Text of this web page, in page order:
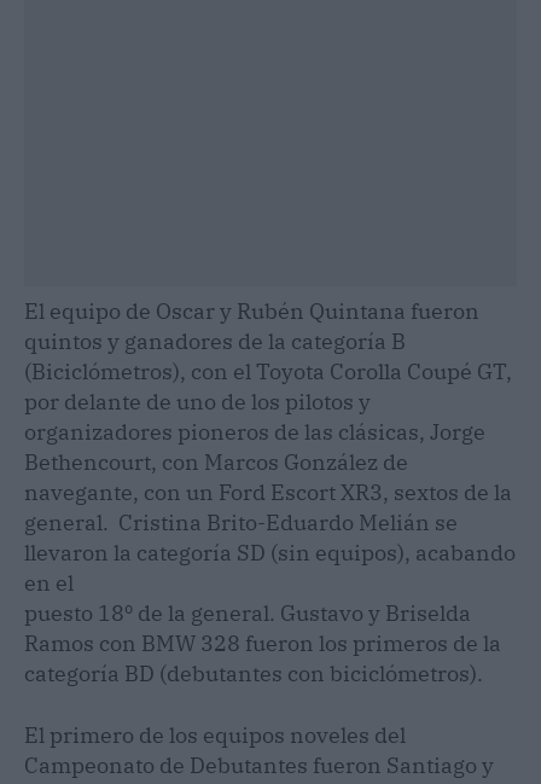
El equipo de Oscar y Rubén Quintana fueron
quintos y ganadores de la categoría B
(Biciclómetros), con el Toyota Corolla Coupé GT,
por delante de uno de los pilotos y
organizadores pioneros de las clásicas, Jorge
Bethencourt, con Marcos González de
navegante, con un Ford Escort XR3, sextos de la
general. Cristina Brito-Eduardo Melián se
llevaron la categoría SD (sin equipos), acabando
en el
puesto 18º de la general. Gustavo y Briselda
Ramos con BMW 328 fueron los primeros de la
categoría BD (debutantes con biciclómetros).
El primero de los equipos noveles del
Campeonato de Debutantes fueron Santiago y